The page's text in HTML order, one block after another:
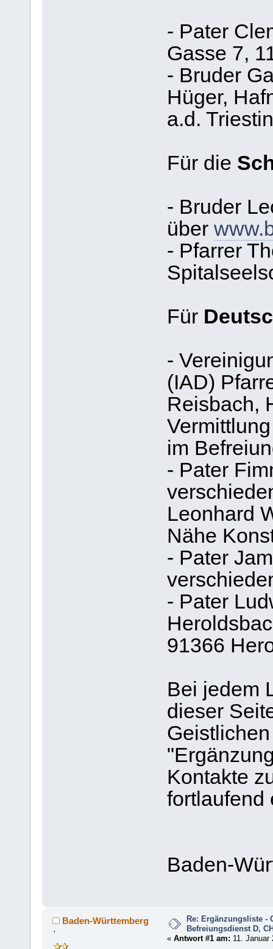
- Pater
Gasse 7,
- Bruder
Hüger,
a.d.
Für die
- Bruder
über
- Pfarrer
Für
-
(IAD)
Reisbach,
im
- Pater
Leonhard
Nähe
- Pater
- Pater
91366
Bei jedem
dieser
Kontakte
fortlaufend
Baden-
Baden-Württemberg
'
Re: Ergänzungsliste -
Befreiungsdienst D,
« Antwort #1 am: 11. Januar